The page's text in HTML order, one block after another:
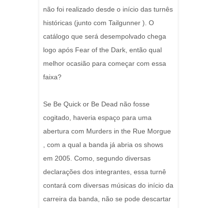
não foi realizado desde o início das turnês
históricas (junto com Tailgunner ). O
catálogo que será desempolvado chega
logo após Fear of the Dark, então qual
melhor ocasião para começar com essa
faixa?
Se Be Quick or Be Dead não fosse
cogitado, haveria espaço para uma
abertura com Murders in the Rue Morgue
, com a qual a banda já abria os shows
em 2005. Como, segundo diversas
declarações dos integrantes, essa turnê
contará com diversas músicas do início da
carreira da banda, não se pode descartar